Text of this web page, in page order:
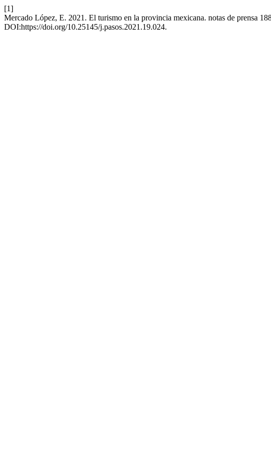
[1]
Mercado López, E. 2021. El turismo en la provincia mexicana. notas de prensa
DOI:https://doi.org/10.25145/j.pasos.2021.19.024.